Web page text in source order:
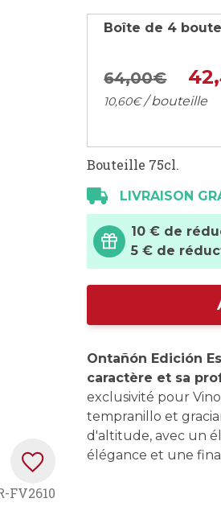
FV2610
Boîte de 4
64,00€ 42,
10,60€/ bouteille
Bouteille 75cl.
LIVRAISON
10 € de
5 € de
Ontañón Edición
caractère et sa
exclusivité pour
tempranillo et
d'altitude, avec un
élégance et une